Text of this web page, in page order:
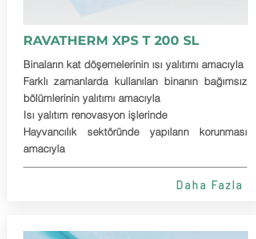
RAVATHERM XPS T 200 SL
Binaların kat döşemelerinin ısı yalıtımı amacıyla
Farklı zamanlarda kullanılan binanın bağımsız
bölümlerinin yalıtımı amacıyla
Isı yalıtım renovasyon işlerinde
Hayvancılık sektöründe yapıların korunması
amacıyla
Daha Fazla